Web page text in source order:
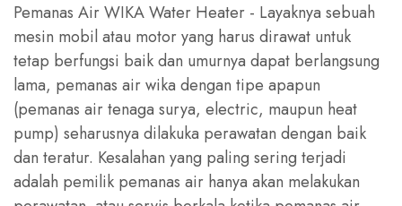
Pemanas Air WIKA Water Heater - Layaknya sebuah
mesin mobil atau motor yang harus dirawat untuk
tetap berfungsi baik dan umurnya dapat berlangsung
lama, pemanas air wika dengan tipe apapun
(pemanas air tenaga surya, electric, maupun heat
pump) seharusnya dilakuka perawatan dengan baik
dan teratur. Kesalahan yang paling sering terjadi
adalah pemilik pemanas air hanya akan melakukan